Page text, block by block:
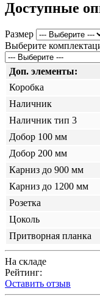
Доступные
Размер
Выберите
Доп. элементы:
Коробка
Наличник
Наличник тип 3
Добор 100 мм
Добор 200 мм
Карниз до 900 мм
Карниз до 1200 мм
Розетка
Цоколь
Притворная планка
На складе
Рейтинг:
Оставить отзыв